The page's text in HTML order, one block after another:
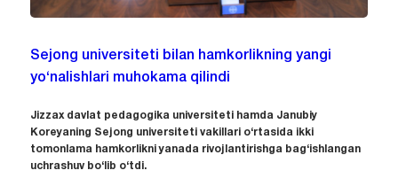
Sejong universiteti bilan hamkorlikning yangi
yo‘nalishlari muhokama qilindi
Jizzax davlat pedagogika universiteti hamda Janubiy
Koreyaning Sejong universiteti vakillari o‘rtasida ikki
tomonlama hamkorlikni yanada rivojlantirishga bag‘ishlangan
uchrashuv bo‘lib o‘tdi.